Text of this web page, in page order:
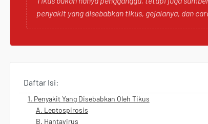
penyakit yang disebabkan tikus, gejalanya, dan
Daftar Isi:
1. Penyakit Yang Disebabkan Oleh Tikus
A. Leptospirosis
B. Hantavirus